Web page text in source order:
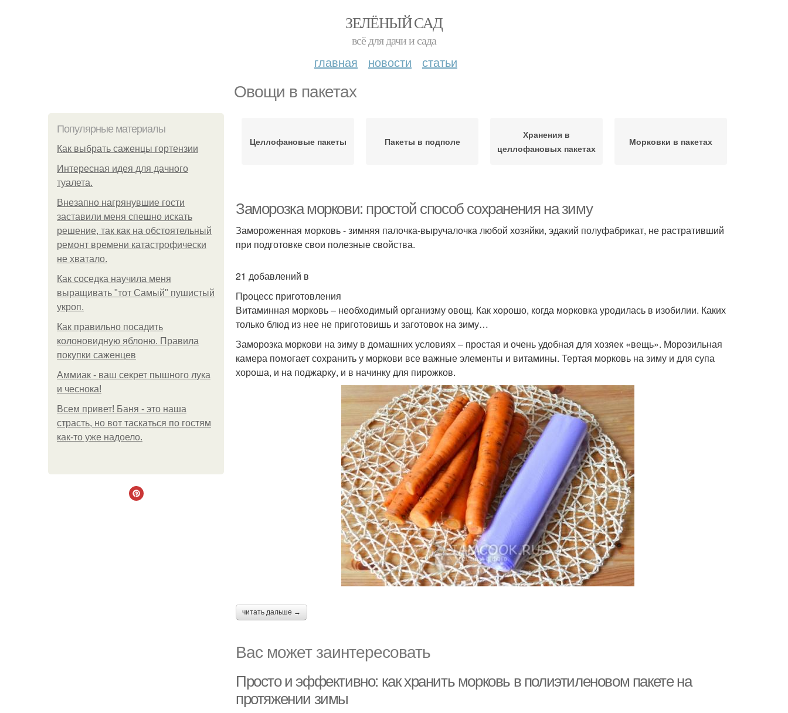
ЗЕЛЁНЫЙ САД
всё для дачи и сада
главная новости статьи
Овощи в пакетах
Популярные материалы
Как выбрать саженцы гортензии
Интересная идея для дачного
туалета.
Внезапно нагрянувшие гости
заставили меня спешно искать
решение, так как на обстоятельный
ремонт времени катастрофически
не хватало.
Как соседка научила меня
выращивать "тот Самый" пушистый
укроп.
Как правильно посадить
колоновидную яблоню. Правила
покупки саженцев
Аммиак - ваш секрет пышного лука
и чеснока!
Всем привет! Баня - это наша
страсть, но вот таскаться по гостям
как-то уже надоело.
Целлофановые пакеты Пакеты в подполе
Хранения в
целлофановых пакетах
Морковки в пакетах
Заморозка моркови: простой способ сохранения на зиму
Замороженная морковь - зимняя палочка-выручалочка любой хозяйки, эдакий полуфабрикат, не растративший
при подготовке свои полезные свойства.
21 добавлений в
Процесс приготовления
Витаминная морковь – необходимый организму овощ. Как хорошо, когда морковка уродилась в изобилии. Каких
только блюд из нее не приготовишь и заготовок на зиму…
Заморозка моркови на зиму в домашних условиях – простая и очень удобная для хозяек «вещь». Морозильная
камера помогает сохранить у моркови все важные элементы и витамины. Тертая морковь на зиму и для супа
хороша, и на поджарку, и в начинку для пирожков.
читать дальше →
Вас может заинтересовать
Просто и эффективно: как хранить морковь в полиэтиленовом пакете на
протяжении зимы